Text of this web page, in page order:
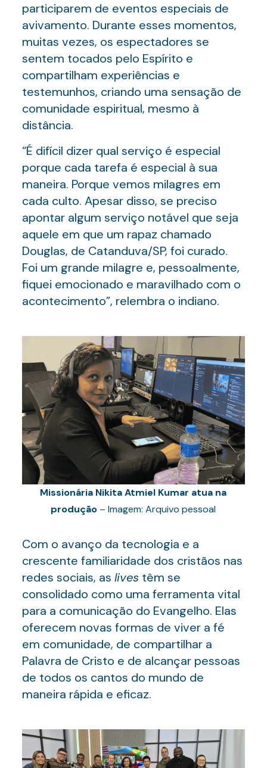
participarem de eventos especiais de
avivamento. Durante esses momentos,
muitas vezes, os espectadores se
sentem tocados pelo Espírito e
compartilham experiências e
testemunhos, criando uma sensação de
comunidade espiritual, mesmo à
distância.
“É difícil dizer qual serviço é especial
porque cada tarefa é especial à sua
maneira. Porque vemos milagres em
cada culto. Apesar disso, se preciso
apontar algum serviço notável que seja
aquele em que um rapaz chamado
Douglas, de Catanduva/SP, foi curado.
Foi um grande milagre e, pessoalmente,
fiquei emocionado e maravilhado com o
acontecimento”, relembra o indiano.
Missionária Nikita Atmiel Kumar atua na
produção – Imagem: Arquivo pessoal
Com o avanço da tecnologia e a
crescente familiaridade dos cristãos nas
redes sociais, as livestêm se
consolidado como uma ferramenta vital
para a comunicação do Evangelho. Elas
oferecem novas formas de viver a fé
em comunidade, de compartilhar a
Palavra de Cristo e de alcançar pessoas
de todos os cantos do mundo de
maneira rápida e eficaz.